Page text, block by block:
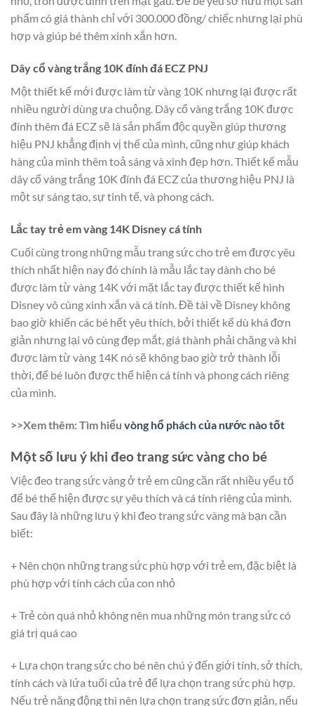
phẩm có giá thành chỉ với 300.000 đồng/ chiếc nhưng lại phù
hợp và giúp bé thêm xinh xắn hơn.
Dây cổ vàng trắng 10K đính đá ECZ PNJ
Một thiết kế mới được làm từ vàng 10K nhưng lại được rất
nhiều người dùng ưa chuộng. Dây cổ vàng trắng 10K được
đính thêm đá ECZ sẽ là sản phẩm độc quyền giúp thương
hiệu PNJ khẳng định vị thế của mình, cũng như giúp khách
hàng của mình thêm toả sáng và xinh đẹp hơn. Thiết kế mẫu
dây cổ vàng trắng 10K đính đá ECZ của thương hiệu PNJ là
một sự sáng tạo, sự tinh tế, và phong cách.
Lắc tay trẻ em vàng 14K Disney cá tính
Cuối cùng trong những mẫu trang sức cho trẻ em được yêu
thích nhất hiện nay đó chính là mẫu lắc tay dành cho bé
được làm từ vàng 14K với mặt lắc tay được thiết kế hình
Disney vô cùng xinh xắn và cá tính. Đề tài về Disney không
bao giờ khiến các bé hết yêu thích, bởi thiết kế dù khá đơn
giản nhưng lại vô cùng đẹp mắt, giá thành phải chăng và khi
được làm từ vàng 14K nó sẽ không bao giờ trở thành lỗi
thời, để bé luôn được thể hiện cá tính và phong cách riêng
của mình.
>>Xem thêm: Tìm hiểu vòng hổ phách của nước nào tốt
Một số lưu ý khi đeo trang sức vàng cho bé
Việc đeo trang sức vàng ở trẻ em cũng cần rất nhiều yếu tố
để bé thể hiện được sự yêu thích và cá tính riêng của mình.
Sau đây là những lưu ý khi đeo trang sức vàng mà bạn cần
biết:
+ Nên chọn những trang sức phù hợp với trẻ em, đặc biệt là
phù hợp với tính cách của con nhỏ
+ Trẻ còn quá nhỏ không nên mua những món trang sức có
giá trị quá cao
+ Lựa chọn trang sức cho bé nên chú ý đến giới tính, sở thích,
tính cách và lứa tuổi của trẻ để lựa chọn trang sức phù hợp.
Nếu trẻ năng động thì nên lựa chọn trang sức đơn giản, nếu